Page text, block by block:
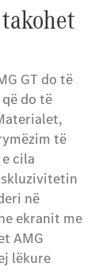
GT do të
do të
të
cila
në
ekranit me
AMG
lëkure